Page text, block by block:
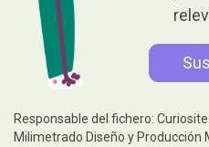
Responsable del fichero:
Milimetrado Diseño y Producción